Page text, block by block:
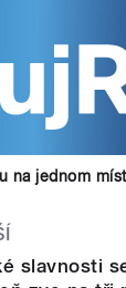
na jednom
slavnosti